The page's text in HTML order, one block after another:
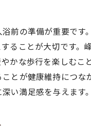
前の準備が重要で
ることが大切です
かな歩行を楽しむ
とが健康維持につ
い満足感を与えます。